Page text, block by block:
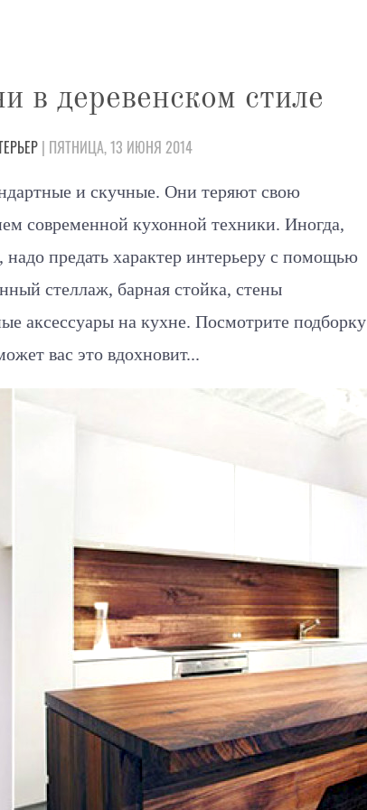
в деревенском стиле
| ПЯТНИЦА, 13 ИЮНЯ 2014
и скучные. Они теряют свою
современной кухонной техники. Иногда,
предать характер интерьеру с помощью
стеллаж, барная стойка, стены
аксессуары на кухне. Посмотрите подборку
вас это вдохновит...